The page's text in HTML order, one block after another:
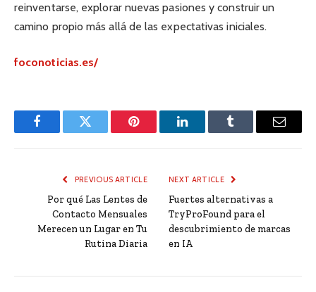
reinventarse, explorar nuevas pasiones y construir un
camino propio más allá de las expectativas iniciales.
foconoticias.es/
FacebookTwitter Pinterest LinkedInTumblr Email
PREVIOUS ARTICLE
Por qué Las Lentes de
Contacto Mensuales
Merecen un Lugar en Tu
Rutina Diaria
NEXT ARTICLE
Fuertes alternativas a
TryProFound para el
descubrimiento de marcas
en IA